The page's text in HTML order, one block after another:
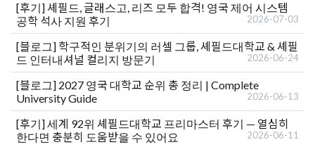
[후기]셰필드, 글래스고, 리즈 모두 합격! 영국 제어 시스템
공학 석사 지원 후기
2026-07-03
[블로그] 학구적인 분위기의 러셀 그룹, 셰필드대학교 & 셰필
드 인터내셔널 컬리지 방문기
2026-06-24
[블로그] 2027 영국 대학교 순위 총 정리 | Complete
University Guide
2026-06-13
[후기]세계 92위 셰필드대학교 프리마스터 후기 — 열심히
한다면 충분히 도움받을 수 있어요
2026-06-11